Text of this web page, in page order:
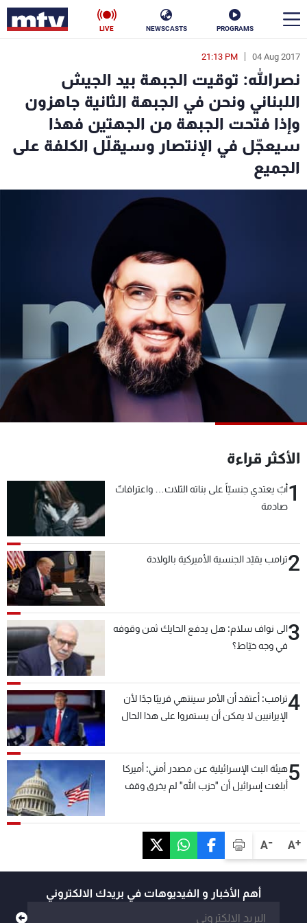
PROGRAMS
NEWSCASTS
LIVE
A+
A-
04 Aug 2017
21:13 PM
نصرالله: توقيت الجبهة بيد الجيش
اللبناني ونحن في الجبهة الثانية جاهزون
وإذا فتحت الجبهة من الجهتين فهذا
سيعجّل في الإنتصار وسيقلّل الكلفة على
الجميع
الأكثر قراءة
1أبٌ يعتدي جنسيّاً على بناته الثلاث… واعترافاتٌ
صادمة
2ترامب يقيّد الجنسية الأميركية بالولادة
3الى نواف سلام: هل يدفع الحايك ثمن وقوفه
في وجه خيّاط؟
4ترامب: أعتقد أن الأمر سينتهي قريبًا جدًا لأن
الإيرانيين لا يمكن أن يستمروا على هذا الحال
5هيئة البث الإسرائيلية عن مصدر أمني: أميركا
أبلغت إسرائيل أن "حزب الله" لم يخرق وقف
أهم الأخبار و الفيديوهات في بريدك الالكتروني
en
الأخبار
سياسة ناس
إقتصاد
منوعات رياضة
جدول البرامج
شاهد البرامج
الترددات
الإنـتـاج
لاعلاناتكم
وظائف
تواصل معنا
شروط الإسـتخدام